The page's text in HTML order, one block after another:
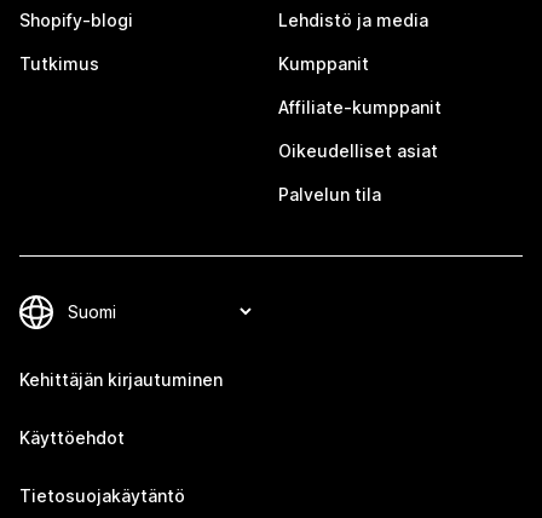
Shopify-blogi
Tutkimus
Lehdistö ja media
Kumppanit
Affiliate-kumppanit
Oikeudelliset asiat
Palvelun tila
Kehittäjän kirjautuminen
Käyttöehdot
Tietosuojakäytäntö